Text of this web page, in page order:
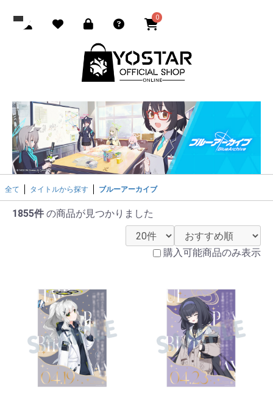
0
全て タイトルから探す ブルーアーカイブ
1855件 の商品が見つかりました
購入可能商品のみ表示